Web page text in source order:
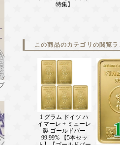
特集】
この商品のカテゴリの閲覧
1 グラム ドイツ ハ
イマーレ + ミューレ
製 ゴールドバー
99.99% 【5本セッ